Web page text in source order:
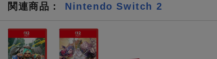
関連商品 ： Nintendo Switch 2